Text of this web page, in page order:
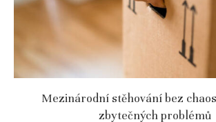
Mezinárodní stěhování bez
zbytečných problémů